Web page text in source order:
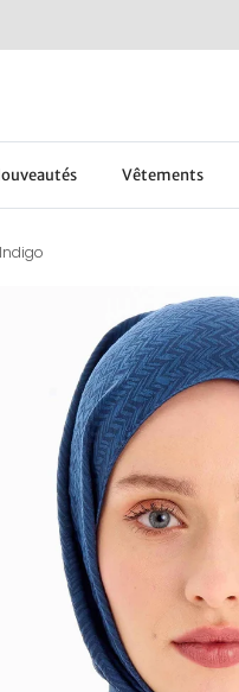
Vêtements
produits